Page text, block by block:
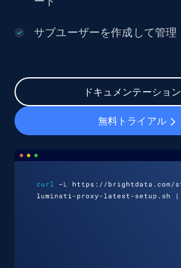
サブユーザーを作成して管理
ドキュメンテーション
無料トライアル